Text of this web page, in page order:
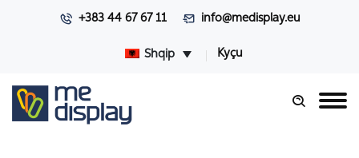
+383 44 67 67 11 info@medisplay.eu
Shqip Kyçu